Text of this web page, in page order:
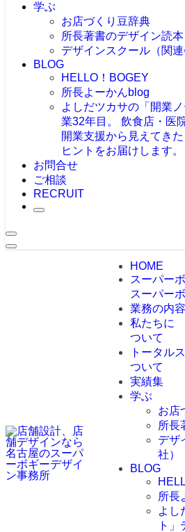
学ぶ
お店づくり豆辞典
所長著書のデザイン読本
デザインスクール（関連
BLOG
HELLO！BOGEY
所長よーかんblog
よしだツカサの「開業ノ
業32年目。 飲食店・医
開業支援から見えてき
ヒントをお届けします。
お問合せ
ご相談
RECRUIT
HOME
スーパー
スーパー
業務の内容
私たちに
ついて
トータル
ついて
実績集
学ぶ
お店
所長
デザ
社）
BLOG
所長
よし
ト」